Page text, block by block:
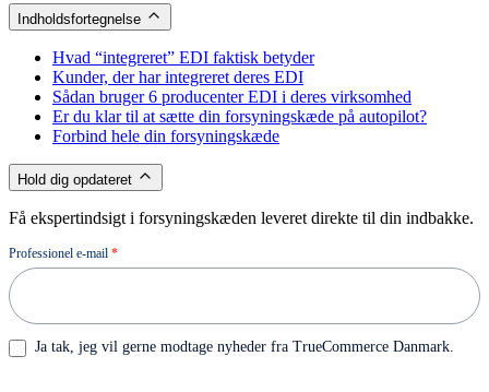
Indholdsfortegnelse
Hvad “integreret” EDI faktisk betyder
Kunder, der har integreret deres EDI
Sådan bruger 6 producenter EDI i deres virksomhed
Er du klar til at sætte din forsyningskæde på autopilot?
Forbind hele din forsyningskæde
Hold dig opdateret
Få ekspertindsigt i forsyningskæden leveret direkte til din indbakke.
Nyhedsbrev
Professionel e-mail *
Ja tak, jeg vil gerne modtage nyheder fra TrueCommerce Danmark.